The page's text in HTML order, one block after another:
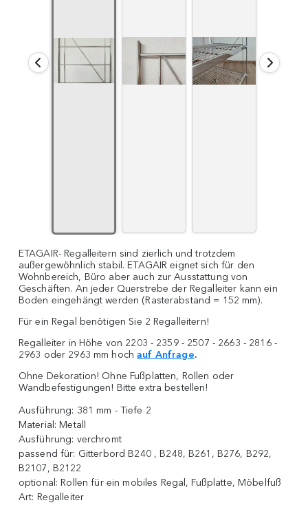
ETAGAIR- Regalleitern sind zierlich und trotzdem
außergewöhnlich stabil. ETAGAIR eignet sich für den
Wohnbereich, Büro aber auch zur Ausstattung von
Geschäften. An jeder Querstrebe der Regalleiter kann ein
Boden eingehängt werden (Rasterabstand = 152 mm).
Für ein Regal benötigen Sie 2 Regalleitern!
Regalleiter in Höhe von 2203 - 2359 - 2507 - 2663 - 2816 -
2963 oder 2963 mm hochauf Anfrage.
Ohne Dekoration! Ohne Fußplatten, Rollen oder
Wandbefestigungen! Bitte extra bestellen!
Ausführung: 381 mm - Tiefe 2
Material: Metall
Ausführung: verchromt
passend für: Gitterbord B240 , B248, B261, B276, B292,
B2107, B2122
optional: Rollen für ein mobiles Regal, Fußplatte, Möbelfuß
Art: Regalleiter